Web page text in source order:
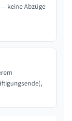
keine Abzüge